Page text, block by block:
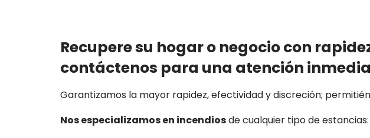
Recupere su hogar o negocio con
contáctenos para una atención
Garantizamos la mayor rapidez, efectividad y discreción;
Nos especializamos en incendiosde cualquier tipo de